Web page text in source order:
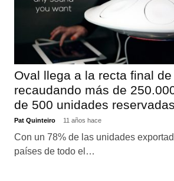
Oval llega a la recta final
recaudando más de
de 500 unidades reservadas
Pat Quinteiro 11 años hace
Con un 78% de las unidades
países de todo el…